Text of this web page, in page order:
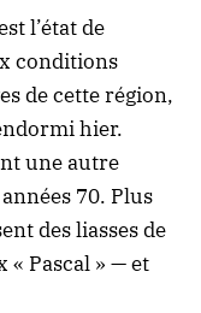
l’état de
conditions
de cette région,
hier.
une autre
70. Plus
des liasses de
« Pascal » — et